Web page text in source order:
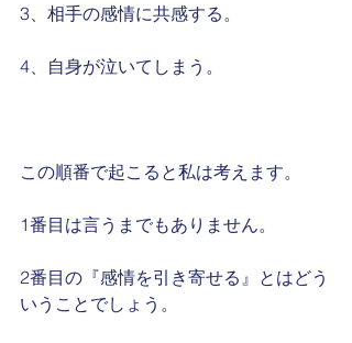
3、相手の感情に共感する。
4、自身が泣いてしまう。
この順番で起こると私は考えます。
1番目は言うまでもありません。
2番目の『感情を引き寄せる』とはどう
いうことでしょう。